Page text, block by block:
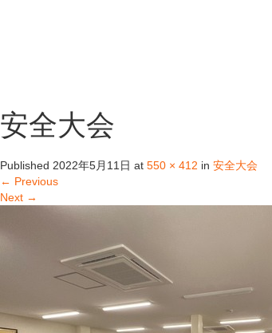
安全大会
Published 2022年5月11日 at 550 × 412 in 安全大会
← Previous
Next →